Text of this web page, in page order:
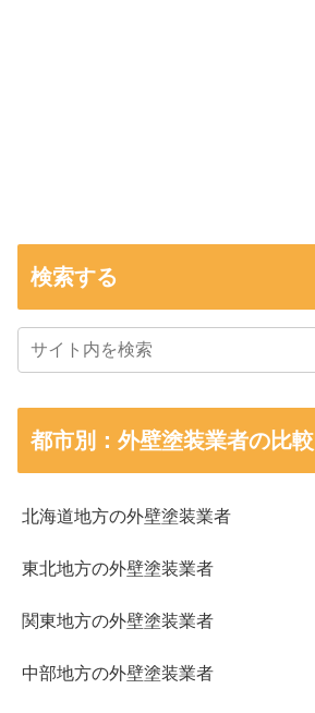
検索する
都市別：外壁塗装業者の比較
北海道地方の外壁塗装業者
東北地方の外壁塗装業者
関東地方の外壁塗装業者
中部地方の外壁塗装業者